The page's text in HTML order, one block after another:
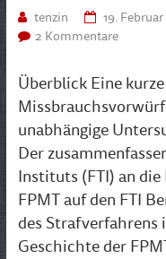
tenzin 19.
2 Kommentare
Überblick Eine
unabhängige
Der
Instituts (FTI) an
FPMT auf den FTI
des Strafverfahrens
Geschichte der